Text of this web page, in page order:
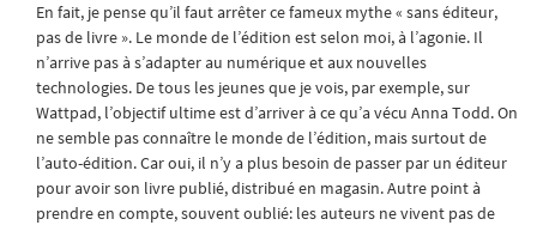
En fait, je pense qu’il faut arrêter ce fameux mythe « sans éditeur,
pas de livre ». Le monde de l’édition est selon moi, à l’agonie. Il
n’arrive pas à s’adapter au numérique et aux nouvelles
technologies. De tous les jeunes que je vois, par exemple, sur
Wattpad, l’objectif ultime est d’arriver à ce qu’a vécu Anna Todd. On
ne semble pas connaître le monde de l’édition, mais surtout de
l’auto-édition. Car oui, il n’y a plus besoin de passer par un éditeur
pour avoir son livre publié, distribué en magasin. Autre point à
prendre en compte, souvent oublié: les auteurs ne vivent pas de